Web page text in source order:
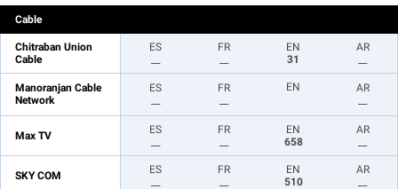
Cable
Chitraban Union
Cable
ES
FR
EN
31
AR
Manoranjan Cable
Network
ES
FR
EN
AR
Max TV
ES
FR
EN
658
AR
SKY COM
ES
FR
EN
510
AR